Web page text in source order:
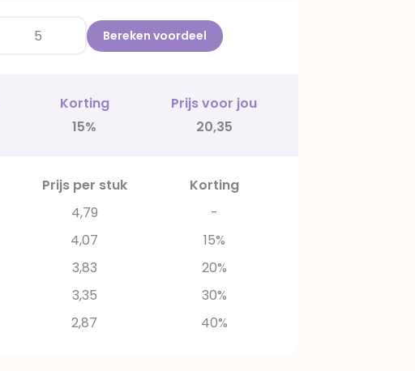
Bereken voordeel
Korting
Prijs voor jou
15% 20,35
Prijs per stuk
Korting
4,79
-
4,07
15%
3,83
20%
3,35
30%
2,87 40%